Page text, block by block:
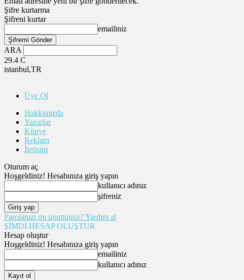
Şifre kurtarma
Şifreni kurtar
emailiniz
ARA
29.4 C
istanbul,TR
Üye Ol
Hakkımızda
Yazarlar
Künye
Reklam
İletişim
Oturum aç
Hoşgeldiniz! Hesabınıza giriş yapın
kullanıcı adınız
şifreniz
Parolanızı mı unuttunuz? Yardım al
ŞİMDİ HESAP OLUŞTUR
Hesap oluştur
Hoşgeldiniz! Hesabınıza giriş yapın
emailiniz
kullanıcı adınız